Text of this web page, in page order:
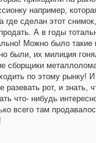
например,
где сделан этот
А в годы
Можно было такие
были, их милиция
сборщики
по этому рынку! И
разевать рот, и знать,
что- нибудь
всего там